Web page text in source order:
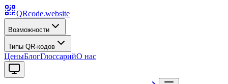
QRcode.website
Возможности
Типы QR-кодов
ЦеныБлогГлоссарийО нас